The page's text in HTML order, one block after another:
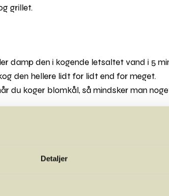
Detaljer
grillet.
damp den i kogende letsaltet vand i 5
den hellere lidt for lidt end for meget.
du koger blomkål, så mindsker man
uden brug af kniv, så man undgår
salater, smuldret fetaost og citronsaft
i tynde skiver. Læg dem på et fad